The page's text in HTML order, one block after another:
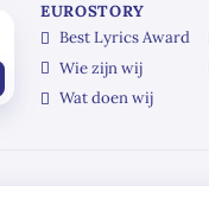
EUROSTORY
Best Lyrics Award
Wie zijn wij
Wat doen wij